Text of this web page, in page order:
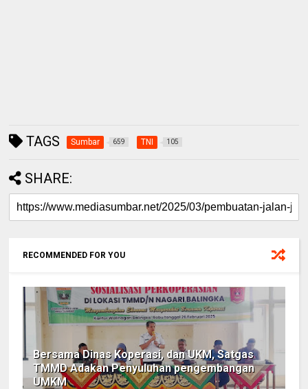
TAGS Sumbar 659 TNI 105
SHARE:
RECOMMENDED FOR YOU
Bersama Dinas Koperasi, dan UKM, Satgas
TMMD Adakan Penyuluhan pengembangan
UMKM